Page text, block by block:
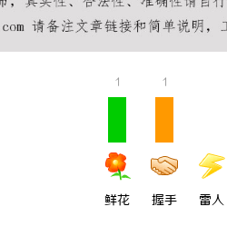
1
鲜花
1
握手 雷人